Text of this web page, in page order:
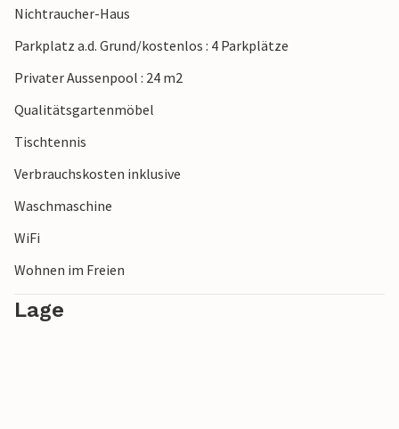
Nichtraucher-Haus
Parkplatz a.d. Grund/kostenlos : 4 Parkplätze
Privater Aussenpool : 24 m2
Qualitätsgartenmöbel
Tischtennis
Verbrauchskosten inklusive
Waschmaschine
WiFi
Wohnen im Freien
Lage